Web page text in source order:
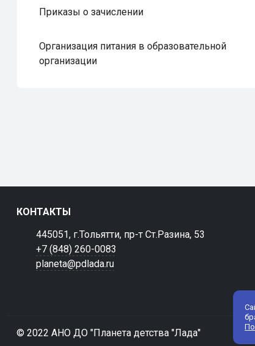
Приказы о зачислении
Организация питания в образовательной
организации
КОНТАКТЫ
445051, г.Тольятти, пр-т Ст.Разина, 53
+7 (848) 260-0083
planeta@pdlada.ru
© 2022 АНО ДО "Планета детства "Лада"